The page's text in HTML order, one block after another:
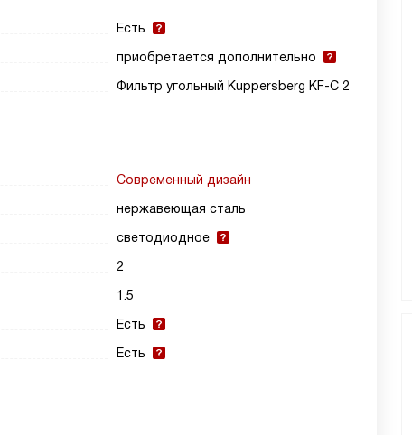
Есть
приобретается дополнительно
Фильтр угольный Kuppersberg KF-C 2
Современный дизайн
нержавеющая сталь
светодиодное
2
1.5
Есть
Есть